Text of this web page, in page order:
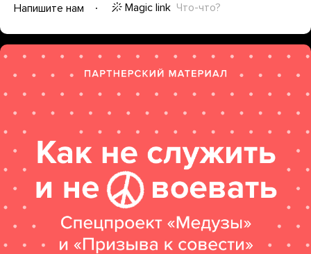
Напишите нам
Magic link Что-что?